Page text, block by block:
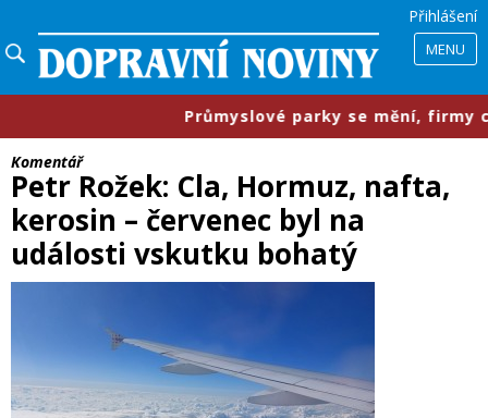
Přihlášení
MENU
parky se mění, firmy chtějí menší prostory,
​Komentář
Petr Rožek: Cla, Hormuz, nafta,
kerosin – červenec byl na
události vskutku bohatý